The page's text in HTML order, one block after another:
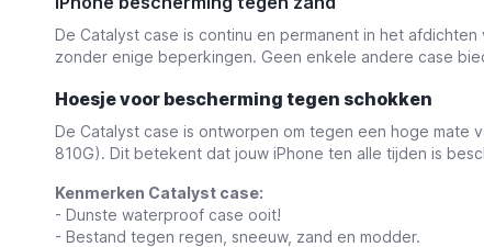
De Catalyst case is continu en permanent in het
zonder enige beperkingen. Geen enkele andere case
Hoesje voor bescherming tegen schokken
De Catalyst case is ontworpen om tegen een hoge mate
810G). Dit betekent dat jouw iPhone ten alle tijden is
Kenmerken Catalyst case:
- Dunste waterproof case ooit!
- Bestand tegen regen, sneeuw, zand en modder.